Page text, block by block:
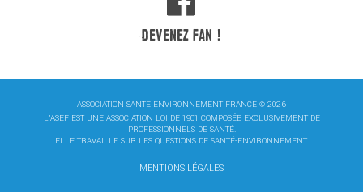
DEVENEZ FAN !
ASSOCIATION SANTÉ ENVIRONNEMENT FRANCE © 2026
L'ASEF EST UNE ASSOCIATION LOI DE 1901 COMPOSÉE EXCLUSIVEMENT DE
PROFESSIONNELS DE SANTÉ.
ELLE TRAVAILLE SUR LES QUESTIONS DE SANTÉ-ENVIRONNEMENT.
MENTIONS LÉGALES